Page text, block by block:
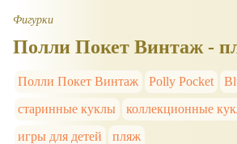
Фигурки
Полли Покет Винтаж -
Полли Покет Винтаж Polly Pocket
старинные куклы
коллекционные
игры для детей
пляж